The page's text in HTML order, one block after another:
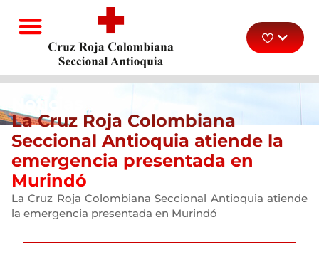
Noticias
La Cruz Roja Colombiana
Seccional Antioquia atiende la
emergencia presentada en
Murindó
La Cruz Roja Colombiana Seccional Antioquia atiende
la emergencia presentada en Murindó